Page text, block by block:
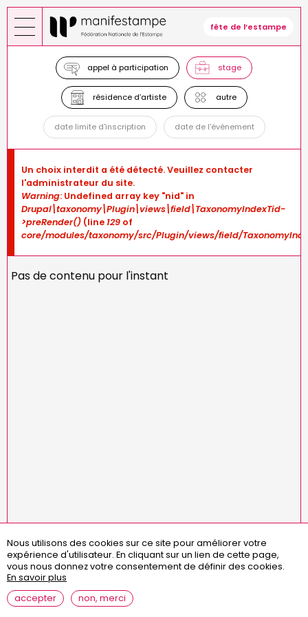
Aller
au
contenu
fête de l’estampe
appel à participation stage
résidence d’artiste autre
date limite d'inscription date de l'événement
Message
d'erreur
Un choix interdit a été détecté. Veuillez contacter
l'administrateur du site.
Warning: Undefined array key "nid" in
Drupal\taxonomy\Plugin\views\field\TaxonomyIndexTid-
>preRender() (line 129 of
core/modules/taxonomy/src/Plugin/views/field/
Pas de contenu pour l'instant
Menu
Pied
de
page
missions statuts
règlement intérieur
assemblées générales
contact
questions fréquentes
mentions légales
Nous utilisons des cookies sur ce site pour améliorer votre
expérience d'utilisateur. En cliquant sur un lien de cette page,
vous nous donnez votre consentement de définir des cookies.
En savoir plus
accepter
non, merci